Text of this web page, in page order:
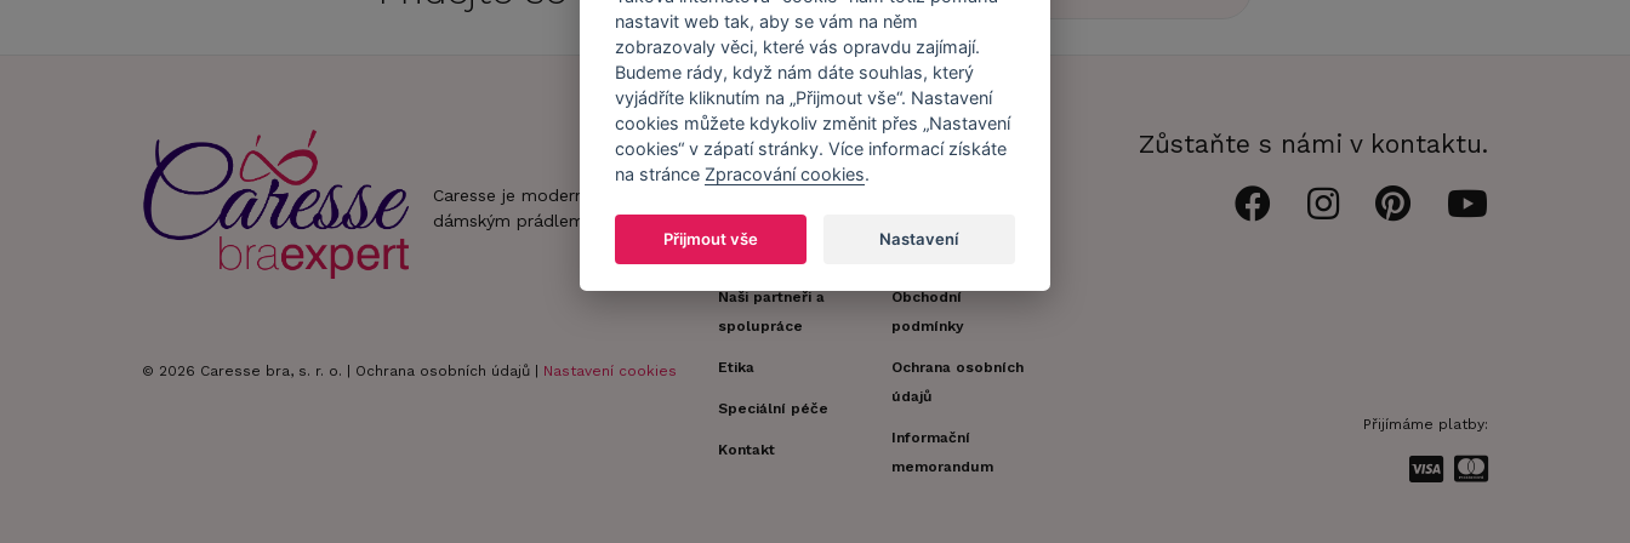
Caresse je moderní obchod s
dámským prádlem.
© 2026 Caresse bra, s. r. o. | Ochrana osobních údajů Nastavení cookies
Náš příběh
Náš tým
Naši partneři a
spolupráce
Etika
Speciální péče
Kontakt
Zákaznický účet
Obchodní
podmínky
Ochrana osobních
údajů
Informační
memorandum
Zůstaňte s námi v kontaktu.
Přijímáme platby:
nastavit web tak, aby se vám na něm
zobrazovaly věci, které vás opravdu zajímají.
Budeme rády, když nám dáte souhlas, který
vyjádříte kliknutím na „Přijmout vše“. Nastavení
cookies můžete kdykoliv změnit přes „Nastavení
cookies“ v zápatí stránky. Více informací získáte
na stránce Zpracování cookies.
Přijmout vše Nastavení